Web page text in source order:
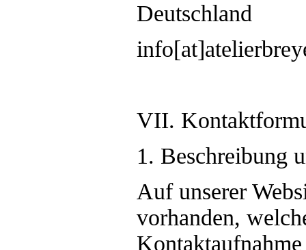
Deutschland
VII.
1. Beschreibung
Auf unserer
vorhanden,